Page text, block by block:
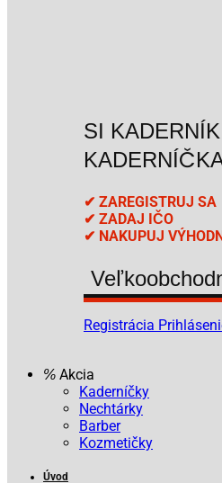
SI
✔ ZAREGISTRUJ SA
✔ ZADAJ IČO
✔ NAKUPUJ
Registrácia
Akcia
Kaderníčky
Nechtárky
Barber
Kozmetičky
Úvod